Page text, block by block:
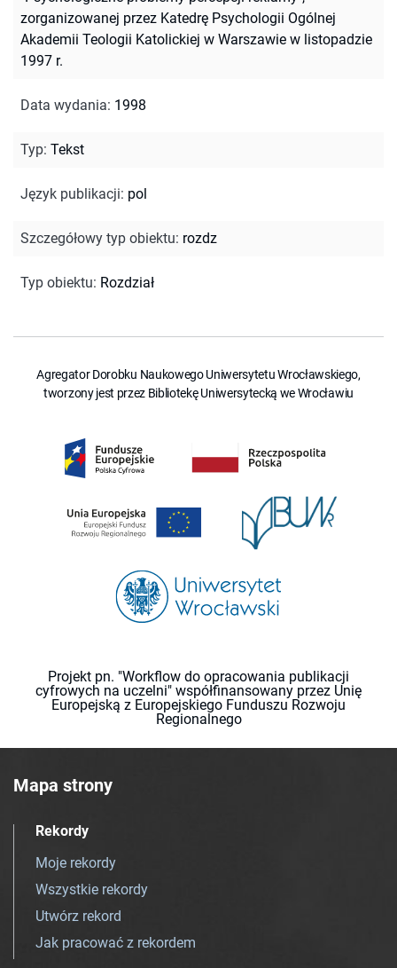
zorganizowanej przez Katedrę Psychologii Ogólnej
Akademii Teologii Katolickiej w Warszawie w listopadzie
1997 r.
Data wydania: 1998
Typ: Tekst
Język publikacji: pol
Szczegółowy typ obiektu: rozdz
Typ obiektu: Rozdział
Agregator Dorobku Naukowego Uniwersytetu Wrocławskiego,
tworzony jest przez Bibliotekę Uniwersytecką we Wrocławiu
Projekt pn. "Workflow do opracowania publikacji
cyfrowych na uczelni" współfinansowany przez Unię
Europejską z Europejskiego Funduszu Rozwoju
Regionalnego
Mapa strony
Rekordy
Moje rekordy
Wszystkie rekordy
Utwórz rekord
Jak pracować z rekordem